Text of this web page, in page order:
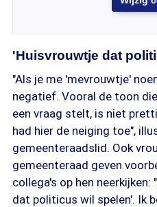
'Huisvrouwtje dat
"Als je me 'mevrouwtje'
negatief. Vooral de toon
een vraag stelt, is niet
had hier de neiging toe",
gemeenteraadslid. Ook
gemeenteraad geven
collega's op hen
dat politicus wil spelen'. Ik